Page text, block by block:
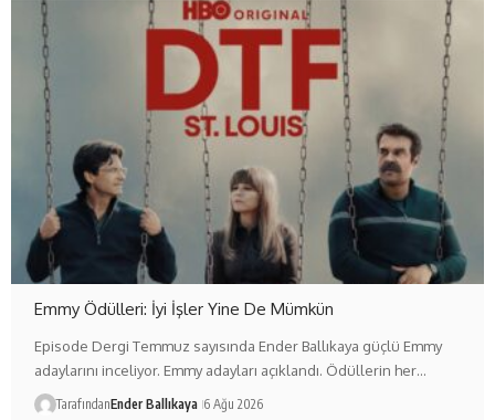
Emmy Ödülleri: İyi İşler Yine De Mümkün
Episode Dergi Temmuz sayısında Ender Ballıkaya güçlü Emmy
adaylarını inceliyor. Emmy adayları açıklandı. Ödüllerin her…
TarafındanEnder Ballıkaya 6 Ağu 2026